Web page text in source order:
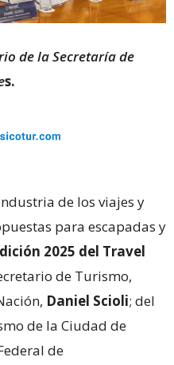
de la Secretaría de
s.
de los viajes y
para escapadas y
2025 del Travel
de Turismo,
Daniel Scioli; del
de la Ciudad de
de